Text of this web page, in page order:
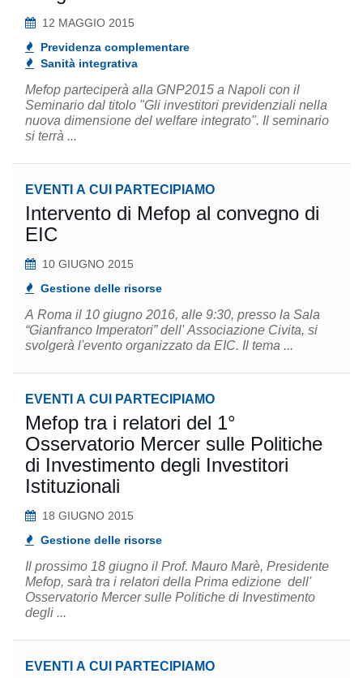
12 MAGGIO 2015
Previdenza complementare
Sanità integrativa
Mefop parteciperà alla GNP2015 a Napoli con il
Seminario dal titolo "Gli investitori previdenziali nella
nuova dimensione del welfare integrato". Il seminario
si terrà ...
EVENTI A CUI PARTECIPIAMO
Intervento di Mefop al convegno di
EIC
10 GIUGNO 2015
Gestione delle risorse
A Roma il 10 giugno 2016, alle 9:30, presso la Sala
“Gianfranco Imperatori” dell' Associazione Civita, si
svolgerà l'evento organizzato da EIC. Il tema ...
EVENTI A CUI PARTECIPIAMO
Mefop tra i relatori del 1°
Osservatorio Mercer sulle Politiche
di Investimento degli Investitori
Istituzionali
18 GIUGNO 2015
Gestione delle risorse
Il prossimo 18 giugno il Prof. Mauro Marè, Presidente
Mefop, sarà tra i relatori della Prima edizione dell'
Osservatorio Mercer sulle Politiche di Investimento
degli ...
EVENTI A CUI PARTECIPIAMO